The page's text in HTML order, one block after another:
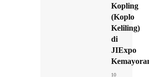
Kopling
(Koplo
Keliling)
di
JIExpo
10